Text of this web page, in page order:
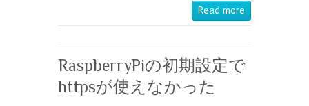
Read more
RaspberryPiの初期設定で
httpsが使えなかった